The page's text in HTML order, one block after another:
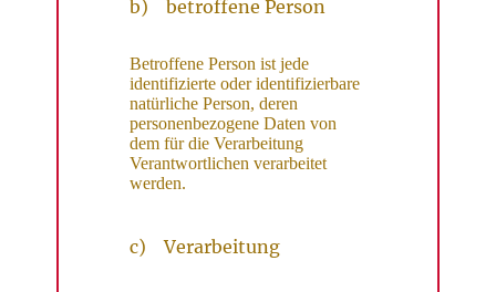
b) betroffene Person
Betroffene Person ist jede
identifizierte oder identifizierbare
natürliche Person, deren
personenbezogene Daten von
dem für die Verarbeitung
Verantwortlichen verarbeitet
werden.
c) Verarbeitung